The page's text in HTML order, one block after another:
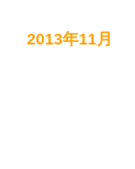
2013年11月